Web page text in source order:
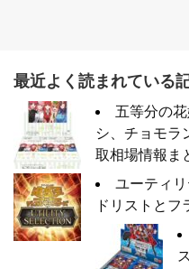
最近よく読まれている
五等分の
シ、チョモラ
取相場情報ま
ユーティ
ドリストとフ